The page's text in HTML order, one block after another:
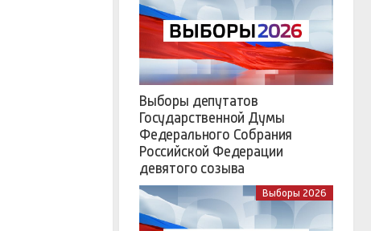
Выборы депутатов
Государственной Думы
Федерального Собрания
Российской Федерации
девятого созыва
Выборы 2026